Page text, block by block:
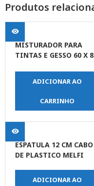
Produtos
MISTURADOR PARA
TINTAS E GESSO 60 X 8
ADICIONAR AO
CARRINHO
ESPATULA 12 CM CABO
DE PLASTICO MELFI
ADICIONAR AO